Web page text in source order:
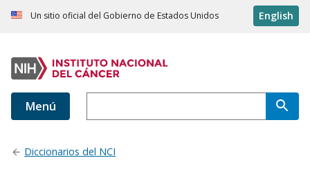
Un sitio oficial del Gobierno de Estados Unidos English
Menú
Diccionarios del NCI